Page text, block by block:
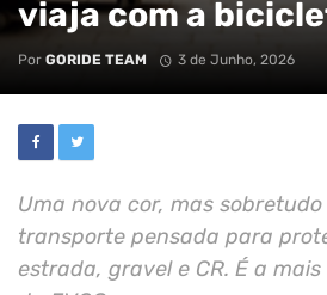
viaja com a
Por GORIDE TEAM 3 de Junho, 2026
Uma nova cor, mas
transporte pensada para
estrada, gravel e CR. É a